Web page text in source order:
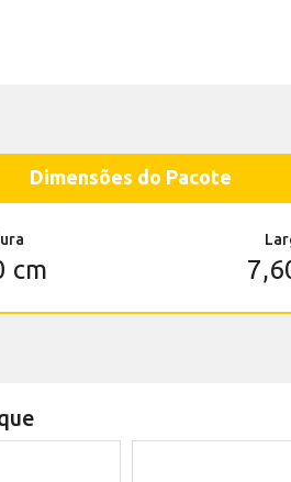
Dimensões do Pacote
cm